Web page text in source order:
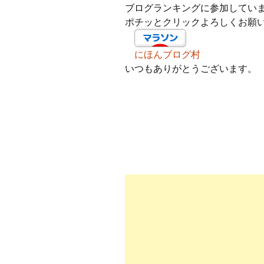
ブログランキングに参加していま
ポチッとクリックよろしくお願
にほんブログ村
いつもありがとうございます。